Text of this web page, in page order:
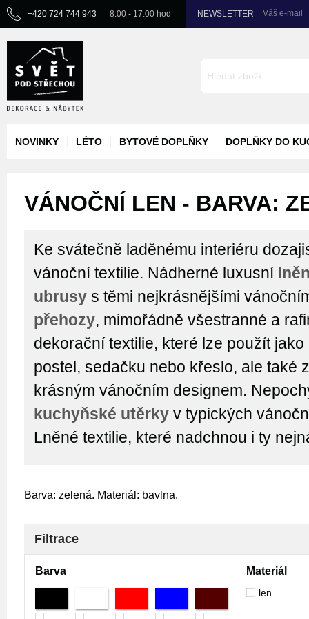
+420 724 744 943 8.00 - 17.00 hod NEWSLETTER Váš e-mail
NOVINKY LÉTO BYTOVÉ DOPLŇKY DOPLŇKY DO
VÁNOČNÍ LEN - BARVA:
Ke svátečně laděnému interiéru
vánoční textilie. Nádherné luxusní
ubrusy s těmi nejkrásnějšími
přehozy, mimořádně všestranné a
dekorační textilie, které lze použít
postel, sedačku nebo křeslo, ale také
krásným vánočním designem.
kuchyňské utěrky v typických
Lněné textilie, které nadchnou i ty
Barva: zelená. Materiál: bavlna.
Filtrace
Barva Materiál
len